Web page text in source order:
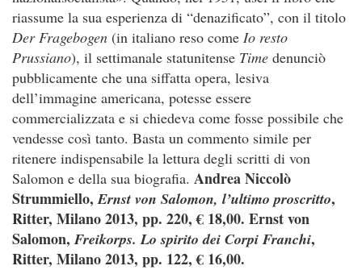
riassume la sua esperienza di “denazificato”, con il titolo
Der Fragebogen (in italiano reso come Io resto
Prussiano), il settimanale statunitense Time denunciò
pubblicamente che una siffatta opera, lesiva
dell’immagine americana, potesse essere
commercializzata e si chiedeva come fosse possibile che
vendesse così tanto. Basta un commento simile per
ritenere indispensabile la lettura degli scritti di von
Salomon e della sua biografia. Andrea Niccolò
Strummiello,Ernst von Salomon, l’ultimo proscritto,
Ritter, Milano 2013, pp. 220, € 18,00. Ernst von
Salomon, Freikorps. Lo spirito dei Corpi Franchi,
Ritter, Milano 2013, pp. 122, € 16,00.